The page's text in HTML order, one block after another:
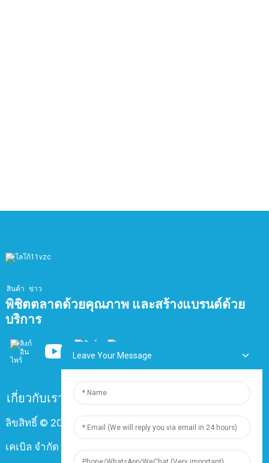
สินค้า ข่าว
พิชิตตลาดด้วยคุณภาพ และสร้างแบรนด์ด้วย
บริการ
เกี่ยวกับเรา คำถามที่พบบ่อย
ลิขสิทธิ์ © 2024 บริษัท เซี่ยงไฮ้ ติงจุน อิเล็กทริก แอนด์
เคเบิล จำกัด สงวนลิขสิทธิ์ทุกประการ
Leave Your Message